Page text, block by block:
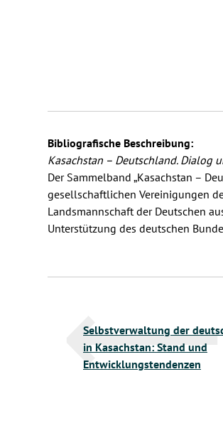
Bibliografische Beschreibung:
Kasachstan – Deutschland. Dialog
Der Sammelband „Kasachstan –
gesellschaftlichen Vereinigungen
Landsmannschaft der Deutschen
Unterstützung des deutschen
Selbstverwaltung der
in Kasachstan: Stand und
Entwicklungstendenzen